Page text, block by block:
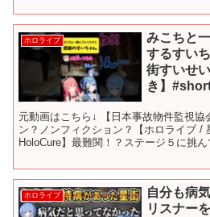
ホロライブ
みこちと
するすい
街すいせ
き】
元動画はこちら↓ 【日本事故物件監視協
ン？ノンフィクション？【ホロライブ /
HoloCure】最難関！？ステージ５に挑
ホロライブ
自分も病
リスナー